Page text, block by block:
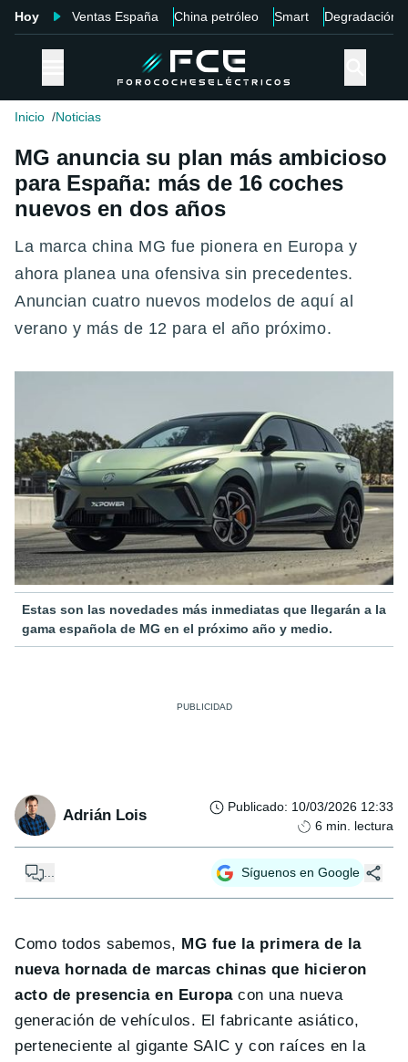
Hoy Ventas España China petróleo Smart Degradación
Inicio Noticias
MG anuncia su plan más ambicioso
para España: más de 16 coches
nuevos en dos años
La marca china MG fue pionera en Europa y
ahora planea una ofensiva sin precedentes.
Anuncian cuatro nuevos modelos de aquí al
verano y más de 12 para el año próximo.
Estas son las novedades más inmediatas que llegarán a la
gama española de MG en el próximo año y medio.
Adrián Lois Publicado: 10/03/2026 12:33
6 min. lectura
... Síguenos en Google
Como todos sabemos, MG fue la primera de la
nueva hornada de marcas chinas que hicieron
acto de presencia en Europacon una nueva
generación de vehículos. El fabricante asiático,
perteneciente al gigante SAIC y con raíces en la